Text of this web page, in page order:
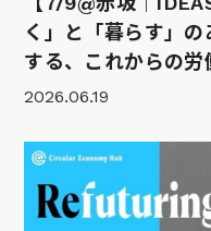
く」と「暮らす」
する、これからの労
2026.06.19